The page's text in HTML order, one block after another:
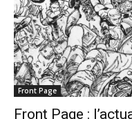
Front Page
Front Page :